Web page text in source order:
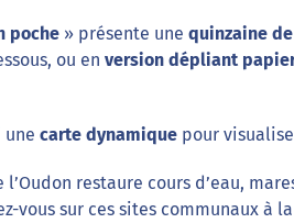
poche » présente une quinzaine
ou en version dépliant
une carte dynamique pour
restaure cours d’eau,
vous sur ces sites communaux à